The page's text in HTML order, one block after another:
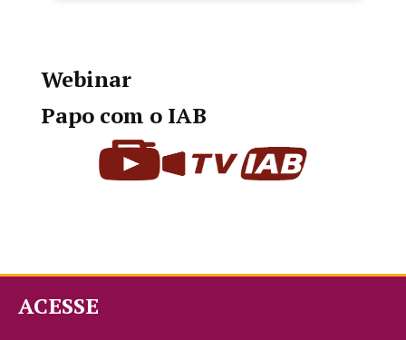
Webinar
Papo com o IAB
ACESSE